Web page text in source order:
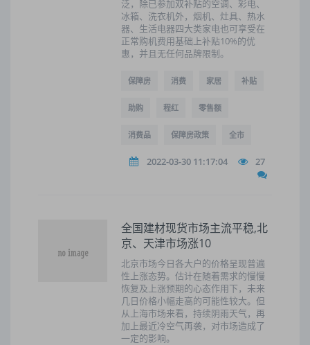
泛，除已参加双补贴的空调、彩电、
冰箱、洗衣机外，烟机、灶具、热水
器、生活电器四大类家电也可享受在
正常购机费用基础上补贴10%的优
惠，并且无任何品牌限制。
保障房 消费 家居 补贴
助购 程红 零售额
消费品 保障房政策 全市
2022-03-30 11:17:04 27
全国建材现货市场主流平稳,北
京、天津市场涨10
北京市场今日各大户的价格呈现普遍
性上涨态势。估计在随着需求的慢慢
恢复及上涨预期的心态作用下，未来
几日价格小幅走高的可能性较大。但
从上海市场来看，持续阴雨天气，再
加上最近冷空气再袭，对市场造成了
一定的影响。